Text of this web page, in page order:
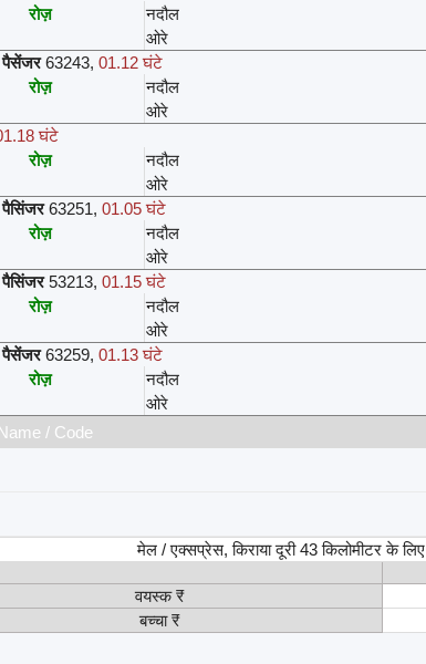
रोज़
नदौल
ओरे
पैसेंजर 63243, 01.12 घंटे
रोज़
नदौल
ओरे
घंटे
रोज़
नदौल
ओरे
पैसिंजर 63251, 01.05 घंटे
रोज़
नदौल
ओरे
पैसिंजर 53213, 01.15 घंटे
रोज़
नदौल
ओरे
पैसेंजर 63259, 01.13 घंटे
रोज़
नदौल
ओरे
/ Code
मेल / एक्सप्रेस, किराया दूरी 43 किलोमीटर के लिए
वयस्क ₹
बच्चा ₹